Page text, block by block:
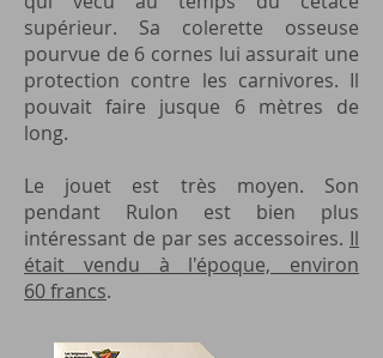
supérieur. Sa colerette osseuse
pourvue de 6 cornes lui assurait une
protection contre les carnivores. Il
pouvait faire jusque 6 mètres de
long.
Le jouet est très moyen. Son
pendant Rulon est bien plus
intéressant de par ses accessoires. Il
était vendu à l'époque, environ
60 francs.